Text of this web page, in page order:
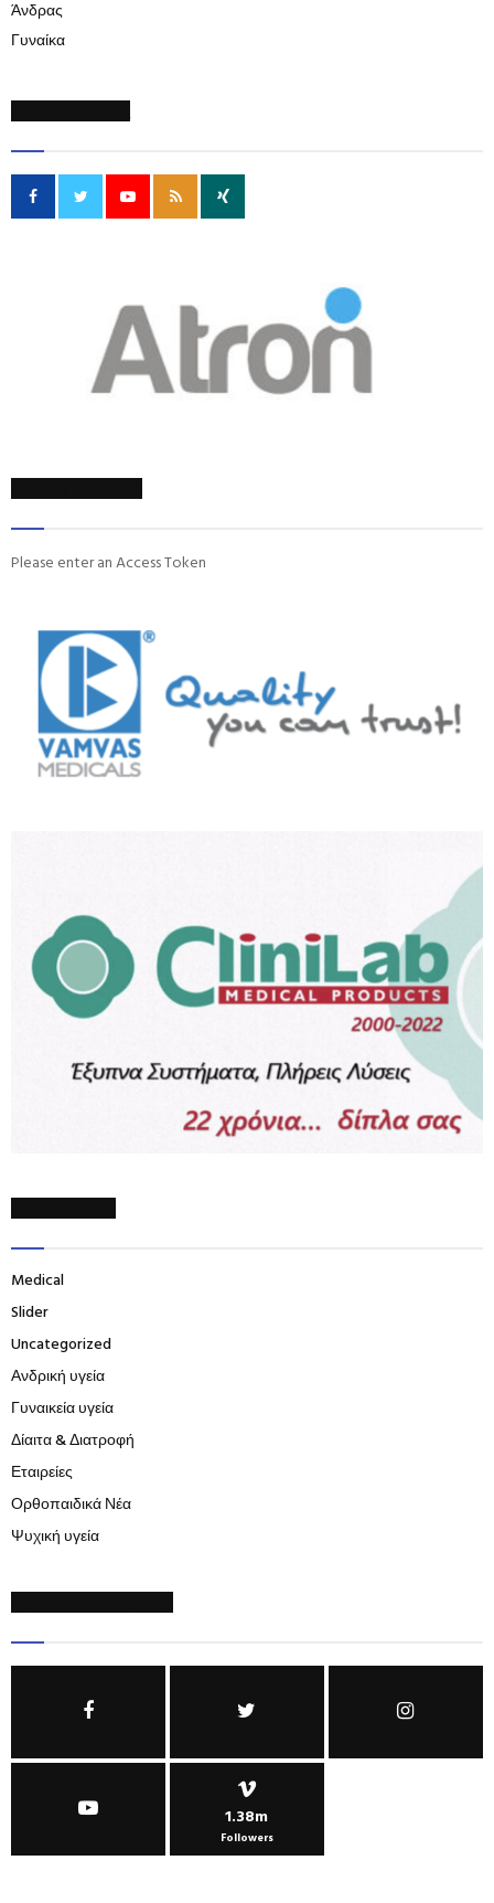
Άνδρας
Γυναίκα
Please enter an Access Token
Medical
Slider
Uncategorized
Ανδρική υγεία
Γυναικεία υγεία
Δίαιτα & Διατροφή
Εταιρείες
Ορθοπαιδικά Νέα
Ψυχική υγεία
1.38m
Followers